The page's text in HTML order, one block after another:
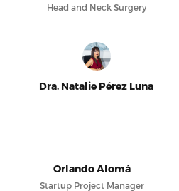
Head and Neck Surgery
Dra. Natalie Pérez Luna
Orlando Alomá
Startup Project Manager